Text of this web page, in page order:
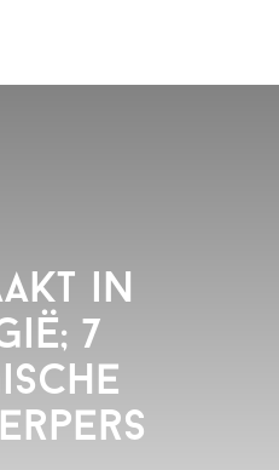
in
7